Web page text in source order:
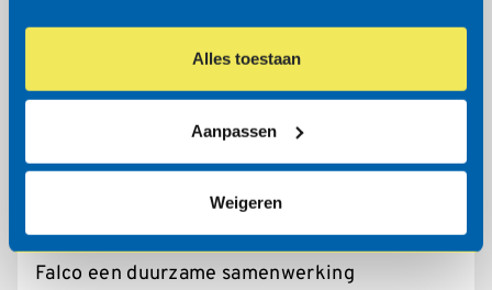
Alles toestaan
Aanpassen
Weigeren
Falco gaat duurzame
samenwerking aan met
In de week van de Circulaire Economie is
Falco een duurzame samenwerking